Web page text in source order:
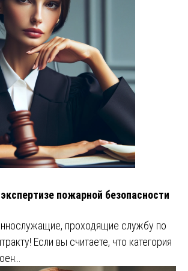
пожарной безопасности
проходящие службу по
Если вы считаете, что категория